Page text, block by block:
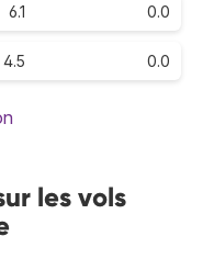
6.1 0.0
4.5 0.0
les vols